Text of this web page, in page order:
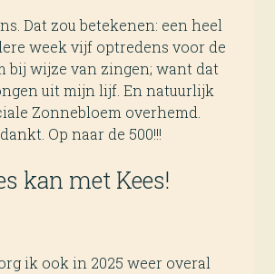
Dat zou betekenen: een heel
week vijf optredens voor de
bij wijze van zingen; want dat
uit mijn lijf. En natuurlijk
Zonnebloem overhemd.
Op naar de 500!!!
kan met Kees!
ik ook in 2025 weer overal